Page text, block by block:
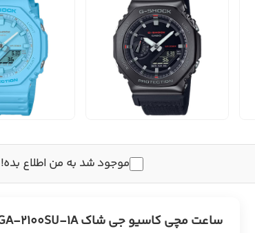
موجود شد به من اطلاع بده!
ساعت مچی کاسیو جی شاک GA-2100SU-1A